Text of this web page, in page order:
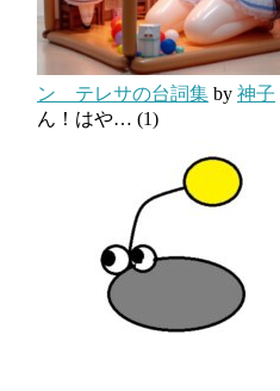
ン テレサの台詞集 by 神子
ん！はや… (1)